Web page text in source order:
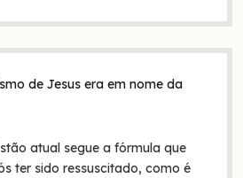
de Jesus era em nome da
atual segue a fórmula que
ter sido ressuscitado, como é